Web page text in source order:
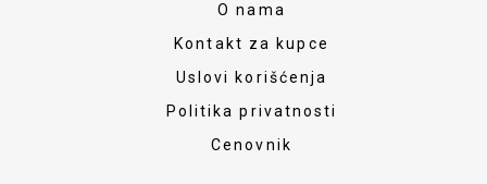
O nama
Kontakt za kupce
Uslovi korišćenja
Politika privatnosti
Cenovnik